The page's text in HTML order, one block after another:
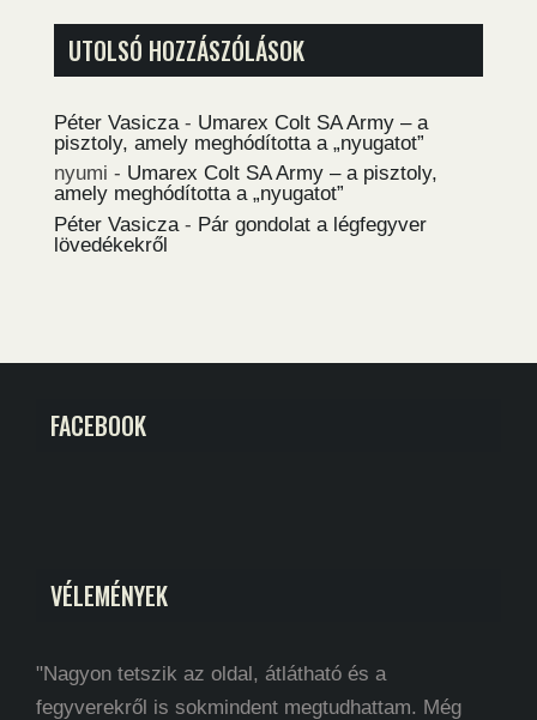
UTOLSÓ HOZZÁSZÓLÁSOK
Péter Vasicza - Umarex Colt SA Army – a
pisztoly, amely meghódította a „nyugatot”
nyumi - Umarex Colt SA Army – a pisztoly,
amely meghódította a „nyugatot”
Péter Vasicza - Pár gondolat a légfegyver
lövedékekről
FACEBOOK
VÉLEMÉNYEK
"Nagyon tetszik az oldal, átlátható és a
fegyverekről is sokmindent megtudhattam. Még